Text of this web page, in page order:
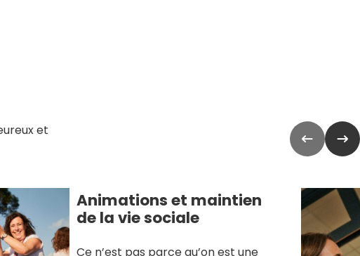
et
Animations et maintien
de la vie sociale
Ce n’est pas parce qu’on est une